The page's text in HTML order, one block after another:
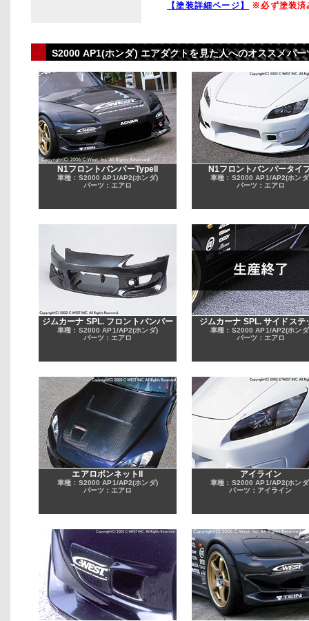
【塗装詳細ページ】
※必ず塗装済
S2000 AP1(ホンダ) エアダクトを見た人へのオススメパ
N1フロントバンパーTypeII
車種：S2000 AP1/AP2(ホンダ)
パーツ：エアロ
N1フロントバンパータイ
車種：S2000 AP1/AP2(ホン
パーツ：エアロ
ジムカーナ SPL. フロントバンパー
車種：S2000 AP1/AP2(ホンダ)
パーツ：エアロ
ジムカーナ SPL. サイドステ
車種：S2000 AP1/AP2(ホン
パーツ：エアロ
エアロボンネットII
車種：S2000 AP1/AP2(ホンダ)
パーツ：エアロ
アイライン
車種：S2000 AP1/AP2(ホン
パーツ：アイライン